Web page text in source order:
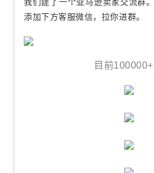
我们建了一个亚马逊卖家交流群
添加下方客服微信，拉你进群。
目前100000+人已